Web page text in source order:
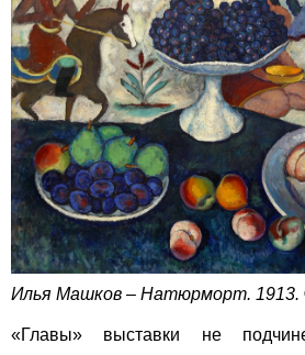
Илья Машков – Натюрморт. 1913.
«Главы» выставки не